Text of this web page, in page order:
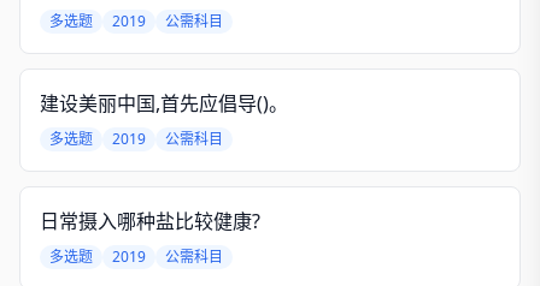
多选题 2019 公需科目
建设美丽中国,首先应倡导()。
多选题 2019 公需科目
日常摄入哪种盐比较健康?
多选题 2019 公需科目